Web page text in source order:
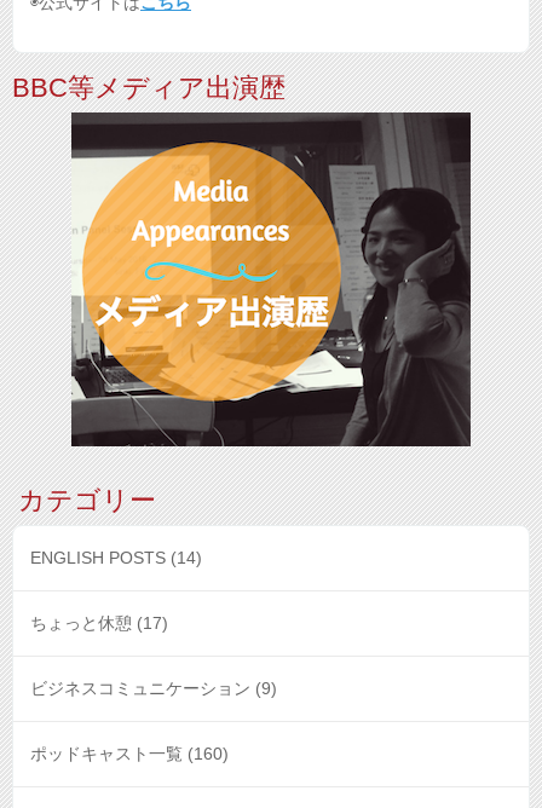
BBC等メディア出演歴
カテゴリー
ENGLISH POSTS (14)
ちょっと休憩 (17)
ビジネスコミュニケーション (9)
ポッドキャスト一覧 (160)